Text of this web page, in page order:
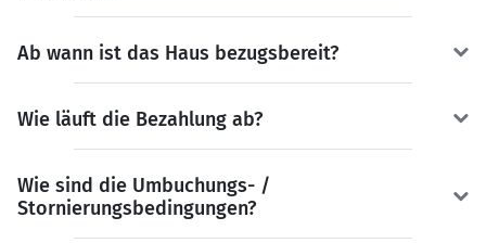
Ab wann ist das Haus bezugsbereit?
Wie läuft die Bezahlung ab?
Wie sind die Umbuchungs- /
Stornierungsbedingungen?